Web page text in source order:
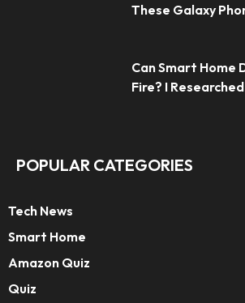
These Galaxy
Can Smart Home
Fire? I
POPULAR CATEGORIES
Tech News
Smart Home
Amazon Quiz
Quiz